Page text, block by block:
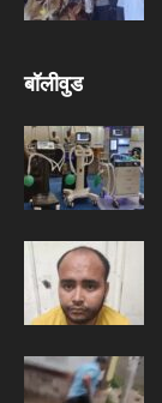
बॉलीवुड